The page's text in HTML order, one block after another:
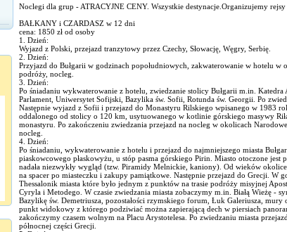
Noclegi dla grup - ATRACYJNE CENY. Wszystkie destynacje.Organizujemy
BAŁKANY i CZARDASZ w 12 dni
cena: 1850 zł od osoby
1. Dzień:
Wyjazd z Polski, przejazd tranzytowy przez Czechy, Słowację, Węgry, Serbię.
2. Dzień:
Przyjazd do Bułgarii w godzinach popołudniowych, zakwaterowanie w hotelu w
podróży, nocleg.
3. Dzień:
Po śniadaniu wykwaterowanie z hotelu, zwiedzanie stolicy Bułgarii m.in. Katedra
Parlament, Uniwersytet Sofijski, Bazylika św. Sofii, Rotunda św. Georgii. Po
Następnie wyjazd z Sofii i przejazd do Monastyru Rilskiego wpisanego w 1983
oddalonego od stolicy o 120 km, usytuowanego w kotlinie górskiego masywy
monastyru. Po zakończeniu zwiedzania przejazd na nocleg w okolicach
nocleg.
4. Dzień:
Po śniadaniu, wykwaterowanie z hotelu i przejazd do najmniejszego miasta
piaskowcowego płaskowyżu, u stóp pasma górskiego Pirin. Miasto otoczone jest
nadała niezwykły wygląd (tzw. Piramidy Melnickie, kaniony). Od wieków
na spacer po miasteczku i zakupy pamiątkowe. Następnie przejazd do Grecji. W
Thessalonik miasta które było jednym z punktów na trasie podróży misyjnej
Cyryla i Metodego. W czasie zwiedzania miasta zobaczymy m.in. Białą Wieżę -
Bazylikę św. Demetriusza, pozostałości rzymskiego forum, Łuk Galeriusza, mury
punkt widokowy z którego podziwiać można zapierającą dech w piersiach
zakończymy czasem wolnym na Placu Arystotelesa. Po zwiedzaniu miasta
północnej części Grecji.